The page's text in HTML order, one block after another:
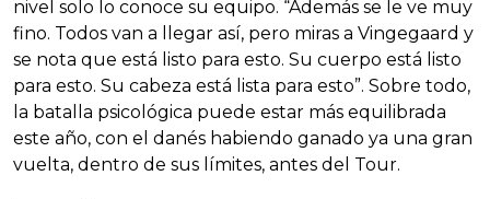
nivel solo lo conoce su equipo. “Además se le ve muy
fino. Todos van a llegar así, pero miras a Vingegaard y
se nota que está listo para esto. Su cuerpo está listo
para esto. Su cabeza está lista para esto”. Sobre todo,
la batalla psicológica puede estar más equilibrada
este año, con el danés habiendo ganado ya una gran
vuelta, dentro de sus límites, antes del Tour.